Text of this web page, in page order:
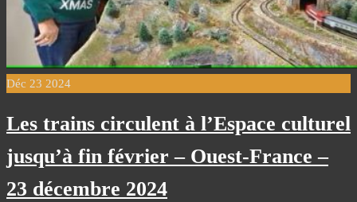
Déc 23 2024
Les trains circulent à l’Espace culturel
jusqu’à fin février – Ouest-France –
23 décembre 2024